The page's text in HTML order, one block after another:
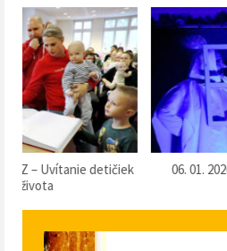
06. 01. 2026 – Divadlo „Táračky“ v